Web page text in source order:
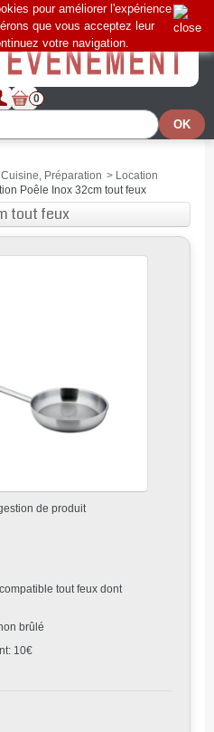
0
pour améliorer l'expérience
que vous acceptez leur
votre navigation.
Préparation > Location
Poêle Inox 32cm tout feux
tout feux
de produit
tout feux dont
brûlé
10€